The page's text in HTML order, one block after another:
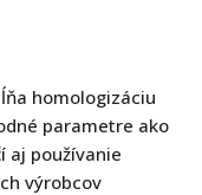
homologizáciu
parametre ako
aj používanie
výrobcov